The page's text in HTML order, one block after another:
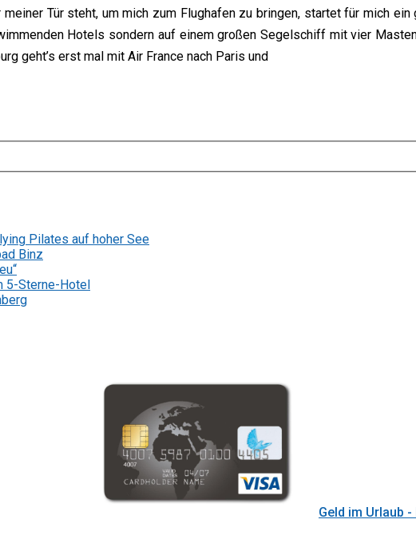
meiner Tür steht, um mich zum Flughafen zu bringen, startet für mich
Hotels sondern auf einem großen Segelschiff mit vier
geht’s erst mal mit Air France nach Paris und
Pilates auf hoher See
Binz
5-Sterne-Hotel
Geld im Urlaub